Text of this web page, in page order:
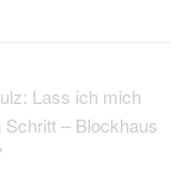
Lass ich mich
– Blockhaus